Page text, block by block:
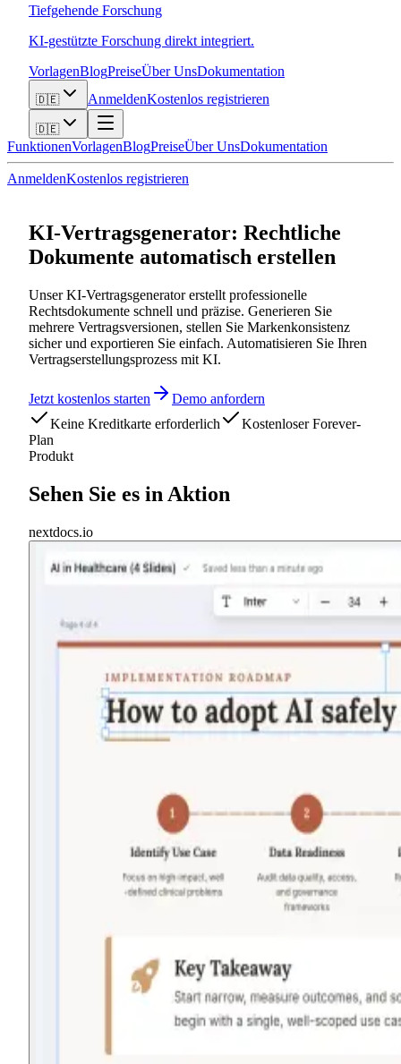
Tiefgehende Forschung
KI-gestützte Forschung direkt integriert.
VorlagenBlogPreiseÜber UnsDokumentation
🇩🇪 AnmeldenKostenlos registrieren
🇩🇪
FunktionenVorlagenBlogPreiseÜber UnsDokumentation
AnmeldenKostenlos registrieren
KI-Vertragsgenerator: Rechtliche
Dokumente automatisch erstellen
Unser KI-Vertragsgenerator erstellt professionelle
Rechtsdokumente schnell und präzise. Generieren Sie
mehrere Vertragsversionen, stellen Sie Markenkonsistenz
sicher und exportieren Sie einfach. Automatisieren Sie Ihren
Vertragserstellungsprozess mit KI.
Jetzt kostenlos starten
Demo anfordern
Keine Kreditkarte erforderlich
Kostenloser Forever-
Plan
Produkt
Sehen Sie es in Aktion
nextdocs.io